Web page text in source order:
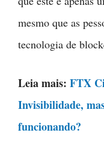
mesmo que as
tecnologia de
Leia mais: FTX
Invisibilidade,
funcionando?